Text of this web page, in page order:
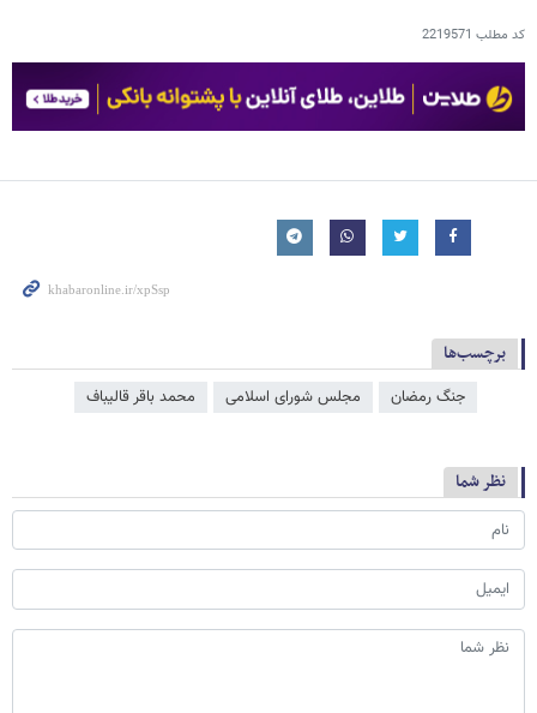
کد مطلب 2219571
برچسب‌ها
جنگ رمضان مجلس شورای اسلامی محمد باقر قالیباف
نظر شما